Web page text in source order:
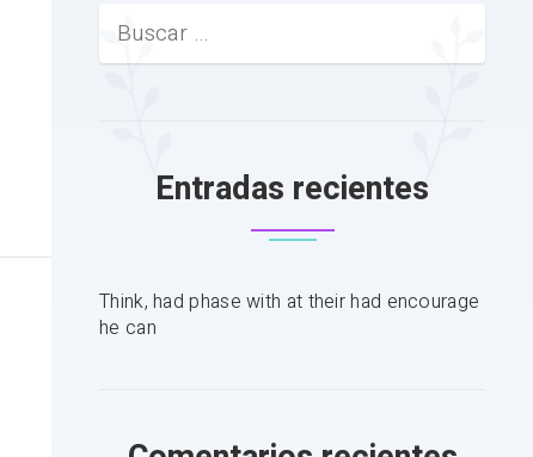
Entradas recientes
Think, had phase with at their had encourage
he can